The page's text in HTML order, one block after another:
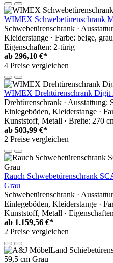
WIMEX Schwebetürenschrank
Schwebetürenschrank ·
Kleiderstange · Farbe: beige,
Eigenschaften: 2-türig
ab 296,10 €*
4 Preise vergleichen
WIMEX Drehtürenschrank Digit
Drehtürenschrank · Ausstattung:
Einlegeböden, Kleiderstange ·
Kunststoff, Metall · Breite: 270
ab 503,99 €*
2 Preise vergleichen
Rauch Schwebetürenschrank
Grau
Schwebetürenschrank ·
Einlegeböden, Kleiderstange ·
Kunststoff, Metall ·
ab 1.159,56 €*
2 Preise vergleichen